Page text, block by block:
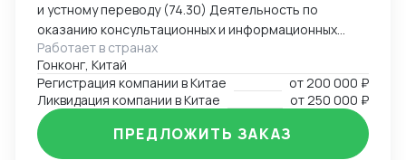
и устному переводу (74.30) Деятельность по
оказанию консультационных и информационных
услуг (63.99.1) Услуги по бронированию прочие и
сопутствующая деятельность (79.90)
Работает в странах
Гонконг, Китай
Регистрация компании в Китае
от200 000 ₽
Ликвидация компании в Китае
от250 000 ₽
ПРЕДЛОЖИТЬ ЗАКАЗ